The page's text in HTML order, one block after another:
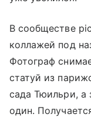
В сообществе
коллажей под
Фотограф
статуй из
сада Тюильри, а
один.